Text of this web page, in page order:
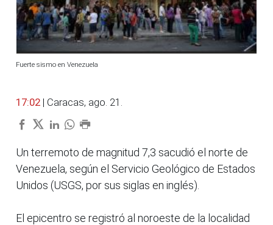
Fuerte sismo en Venezuela
17:02 | Caracas, ago. 21.
Un terremoto de magnitud 7,3 sacudió el norte de
Venezuela, según el Servicio Geológico de Estados
Unidos (USGS, por sus siglas en inglés).
El epicentro se registró al noroeste de la localidad